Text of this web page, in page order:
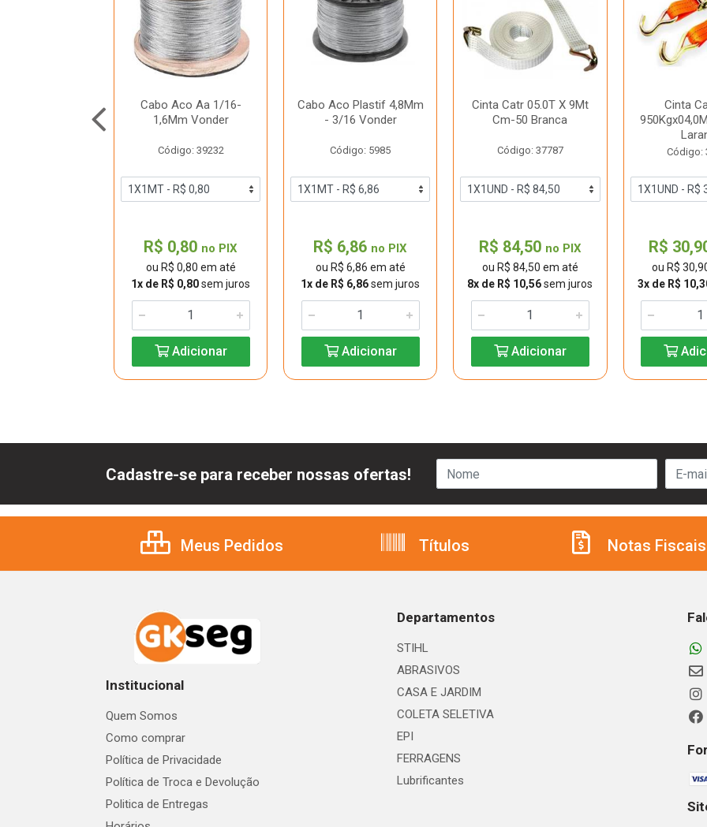
Cabo Aco Aa 1/16-
1,6Mm Vonder
Código: 39232
R$ 0,80 no PIX
ou R$ 0,80 em até
1x de R$ 0,80sem juros
Adicionar
Cabo Aco Plastif 4,8Mm
- 3/16 Vonder
Código: 5985
R$ 6,86 no PIX
ou R$ 6,86 em até
1x de R$ 6,86sem juros
Adicionar
Cinta Catr 05.0T X 9Mt
Cm-50 Branca
Código: 37787
R$ 84,50 no PIX
ou R$ 84,50 em até
8x de R$ 10,56sem juros
Adicionar
Cinta
Código:
R$
ou R$
3x de R$
Cadastre-se para receber nossas ofertas!
Meus Pedidos Títulos Notas Fiscais
Institucional
Quem Somos
Como comprar
Política de Privacidade
Política de Troca e Devolução
Politica de Entregas
Departamentos
STIHL
ABRASIVOS
CASA E JARDIM
COLETA SELETIVA
EPI
FERRAGENS
Lubrificantes